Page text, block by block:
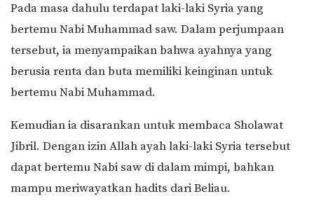
Pada masa dahulu terdapat laki-laki Syria yang
bertemu Nabi Muhammad saw. Dalam perjumpaan
tersebut, ia menyampaikan bahwa ayahnya yang
berusia renta dan buta memiliki keinginan untuk
bertemu Nabi Muhammad.
Kemudian ia disarankan untuk membaca Sholawat
Jibril. Dengan izin Allah ayah laki-laki Syria tersebut
dapat bertemu Nabi saw di dalam mimpi, bahkan
mampu meriwayatkan hadits dari Beliau.